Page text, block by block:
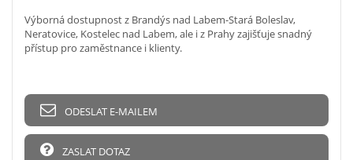
Výborná dostupnost z Brandýs nad Labem-Stará Boleslav,
Neratovice, Kostelec nad Labem, ale i z Prahy zajišťuje snadný
přístup pro zaměstnance i klienty.
ODESLAT E-MAILEM
ZASLAT DOTAZ